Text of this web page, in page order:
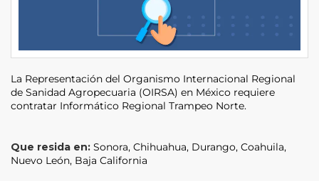
La Representación del Organismo Internacional Regional
de Sanidad Agropecuaria (OIRSA) en México requiere
contratar Informático Regional Trampeo Norte.
Que resida en: Sonora, Chihuahua, Durango, Coahuila,
Nuevo León, Baja California